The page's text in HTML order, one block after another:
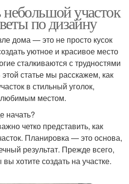
участок
по дизайну
дома — это не просто кусок
уютное и красивое место
сталкиваются с трудностями
статье мы расскажем, как
в стильный уголок,
местом.
начать?
четко представить, как
Планировка — это основа,
результат. Прежде всего,
хотите создать на участке.